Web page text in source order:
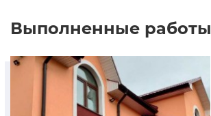
Выполненные работы